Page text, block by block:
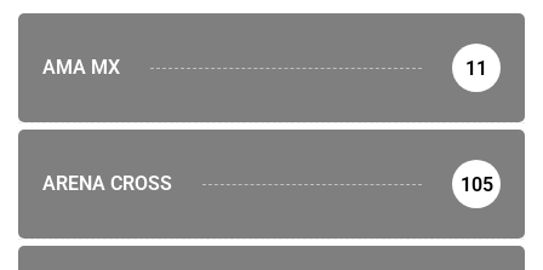
AMA MX 11
ARENA CROSS 105